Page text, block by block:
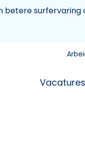
surfervaring
Vacatures